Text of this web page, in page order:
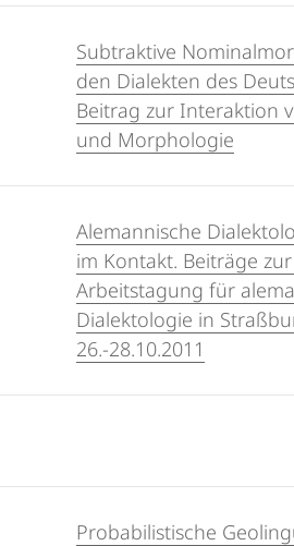
Subtraktive
den Dialekten des
Beitrag zur Interaktion
und Morphologie
Alemannische
im Kontakt. Beiträge
Arbeitstagung für
Dialektologie in
26.-28.10.2011
Probabilistische